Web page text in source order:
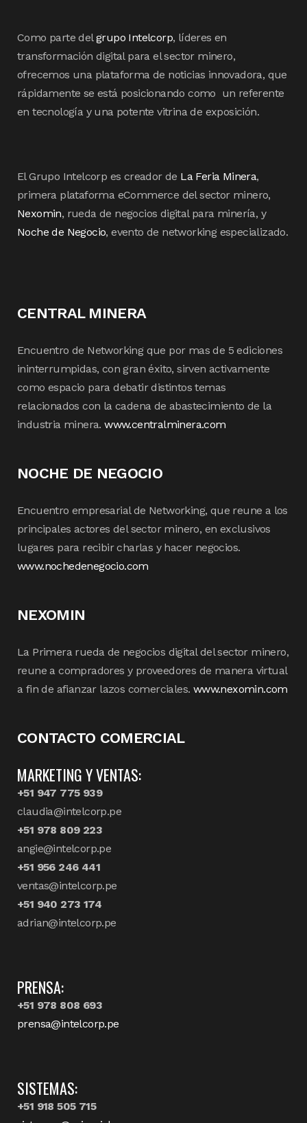
Como parte delgrupo Intelcorp, líderes en
transformación digital para el sector minero,
ofrecemos una plataforma de noticias innovadora, que
rápidamente se está posicionando como un referente
en tecnología y una potente vitrina de exposición.
El Grupo Intelcorp es creador de La Feria Minera,
primera plataforma eCommerce del sector minero,
Nexomin, rueda de negocios digital para minería, y
Noche de Negocio, evento de networking especializado.
CENTRAL MINERA
Encuentro de Networking que por mas de 5 ediciones
ininterrumpidas, con gran éxito, sirven activamente
como espacio para debatir distintos temas
relacionados con la cadena de abastecimiento de la
industria minera.www.centralminera.com
NOCHE DE NEGOCIO
Encuentro empresarial de Networking, que reune a los
principales actores del sector minero, en exclusivos
lugares para recibir charlas y hacer negocios.
www.nochedenegocio.com
NEXOMIN
La Primera rueda de negocios digital del sector minero,
reune a compradores y proveedores de manera virtual
a fin de afianzar lazos comerciales. www.nexomin.com
CONTACTO COMERCIAL
MARKETING Y VENTAS:
+51 947 775 939
claudia@intelcorp.pe
+51 978 809 223
angie@intelcorp.pe
+51 956 246 441
ventas@intelcorp.pe
+51 940 273 174
adrian@intelcorp.pe
PRENSA:
+51 978 808 693
prensa@intelcorp.pe
SISTEMAS:
+51 918 505 715